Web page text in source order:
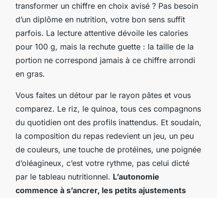
transformer un chiffre en choix avisé ? Pas besoin
d’un diplôme en nutrition, votre bon sens suffit
parfois. La lecture attentive dévoile les calories
pour 100 g, mais la rechute guette : la taille de la
portion ne correspond jamais à ce chiffre arrondi
en gras.
Vous faites un détour par le rayon pâtes et vous
comparez. Le riz, le quinoa, tous ces compagnons
du quotidien ont des profils inattendus. Et soudain,
la composition du repas redevient un jeu, un peu
de couleurs, une touche de protéines, une poignée
d’oléagineux, c’est votre rythme, pas celui dicté
par le tableau nutritionnel. L’autonomie
commence à s’ancrer, les petits ajustements